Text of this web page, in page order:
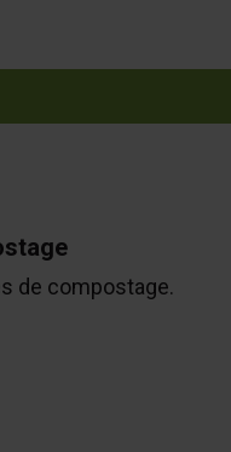
de compostage.